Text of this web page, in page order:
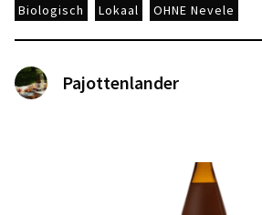
Biologisch Lokaal OHNE Nevele
Pajottenlander